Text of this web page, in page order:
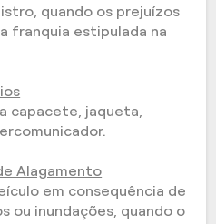
quando os prejuízos
franquia estipulada na
capacete, jaqueta,
Alagamento
em consequência de
ou inundações, quando o